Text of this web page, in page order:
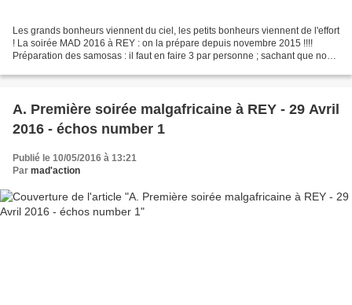
Les grands bonheurs viennent du ciel, les petits bonheurs viennent de l'effort
! La soirée MAD 2016 à REY : on la prépare depuis novembre 2015 !!!!
Préparation des samosas : il faut en faire 3 par personne ; sachant que nous
A. Première soirée malgafricaine à REY - 29 Avril
2016 - échos number 1
Publié le 10/05/2016 à 13:21
Par mad'action